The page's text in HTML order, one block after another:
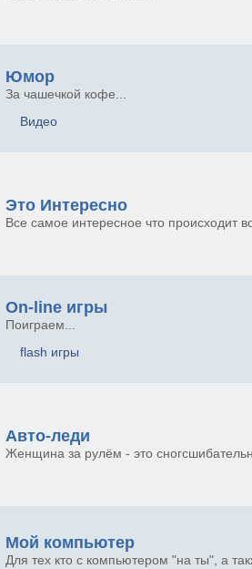
Юмор
За чашечкой кофе...
Видео
Это Интересно
Все самое интересное что происходит
On-line игры
Поиграем...
flash игры
Авто-леди
Женщина за рулём - это
Мой компьютер
Для тех кто с компьютером "на ты", а